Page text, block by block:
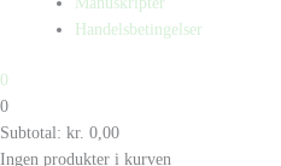
Handelsbetingelser
0
0
Subtotal: kr. 0,00
Ingen produkter i kurven